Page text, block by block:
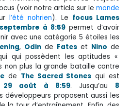
(voir notre article sur le monde
l’été nohrien). Le focus Lames
à 8:59permet d’avoir
avec une catégorie 5 étoiles les
, Odin de Fates et Nino de
qui possèdent les aptitudes «
non plus la grande bataille contre
de The Sacred Stones qui est
29 août à 8:59. Jusqu’au 8
développeurs proposent aussi les